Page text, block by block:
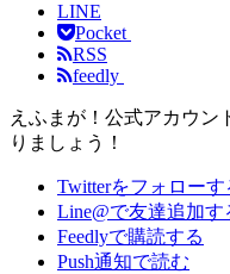
LINE
Pocket
RSS
feedly
えふまが！公式アカウン
りましょう！
Twitterをフォローす
Line@で友達追加す
Feedlyで購読する
Push通知で読む